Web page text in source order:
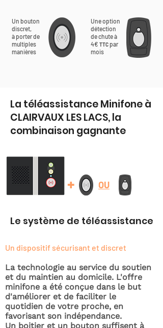
Un bouton
discret,
à porter de
multiples
manières
Une option
détection
de chute à
4€ TTC par
mois
La téléassistance Minifone à
CLAIRVAUX LES LACS, la
combinaison gagnante
+ OU
Le système de téléassistance
Un dispositif sécurisant et discret
La technologie au service du soutien
et du maintien au domicile. L'offre
minifone a été conçue dans le but
d'améliorer et de faciliter le
quotidien de votre proche, en
favorisant son indépendance.
Un boitier et un bouton suffisent à